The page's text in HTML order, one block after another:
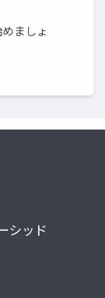
ましょ
シッド